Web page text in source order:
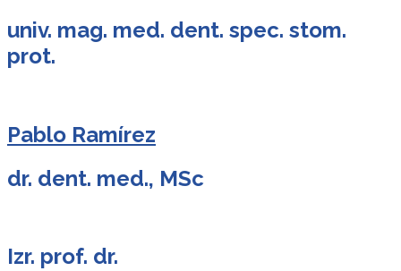
univ. mag. med. dent. spec. stom.
prot.
Pablo Ramírez
dr. dent. med., MSc
Izr. prof. dr.